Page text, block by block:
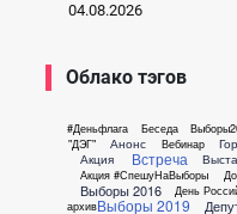
04.08.2026
Облако тэгов
#Деньфлага
"ДЭГ"
Акция
Акция #СпешуНаВыборы
Анонс
Беседа
Вебинар
Встреча
Выборы 2016
Выборы 2019
День
архив